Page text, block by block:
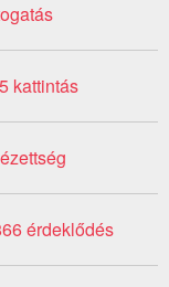
kattintás
érdeklődés